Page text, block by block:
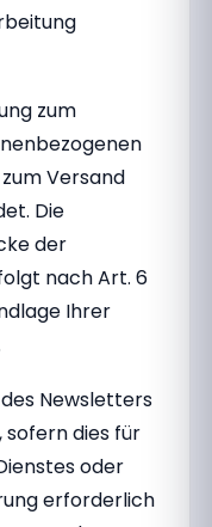
zum
Versand
Die
der
nach Art. 6
Ihrer
Newsletters
dies für
oder
erforderlich